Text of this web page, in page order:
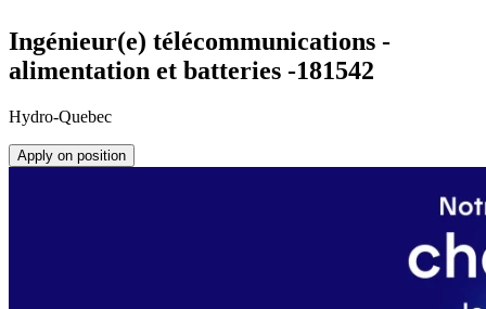
Ingénieur(e) télécommunications -
alimentation et batteries -181542
Hydro-Quebec
Apply on position